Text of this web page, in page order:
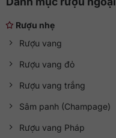
Rượu nhẹ
Rượu vang
Rượu vang đỏ
Rượu vang trắng
Sâm panh (Champage)
Rượu vang Pháp